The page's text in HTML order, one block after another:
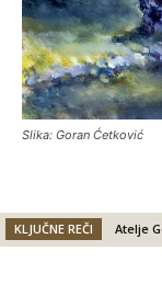
Slika: Goran Ćetković
KLJUČNE REČI Atelje